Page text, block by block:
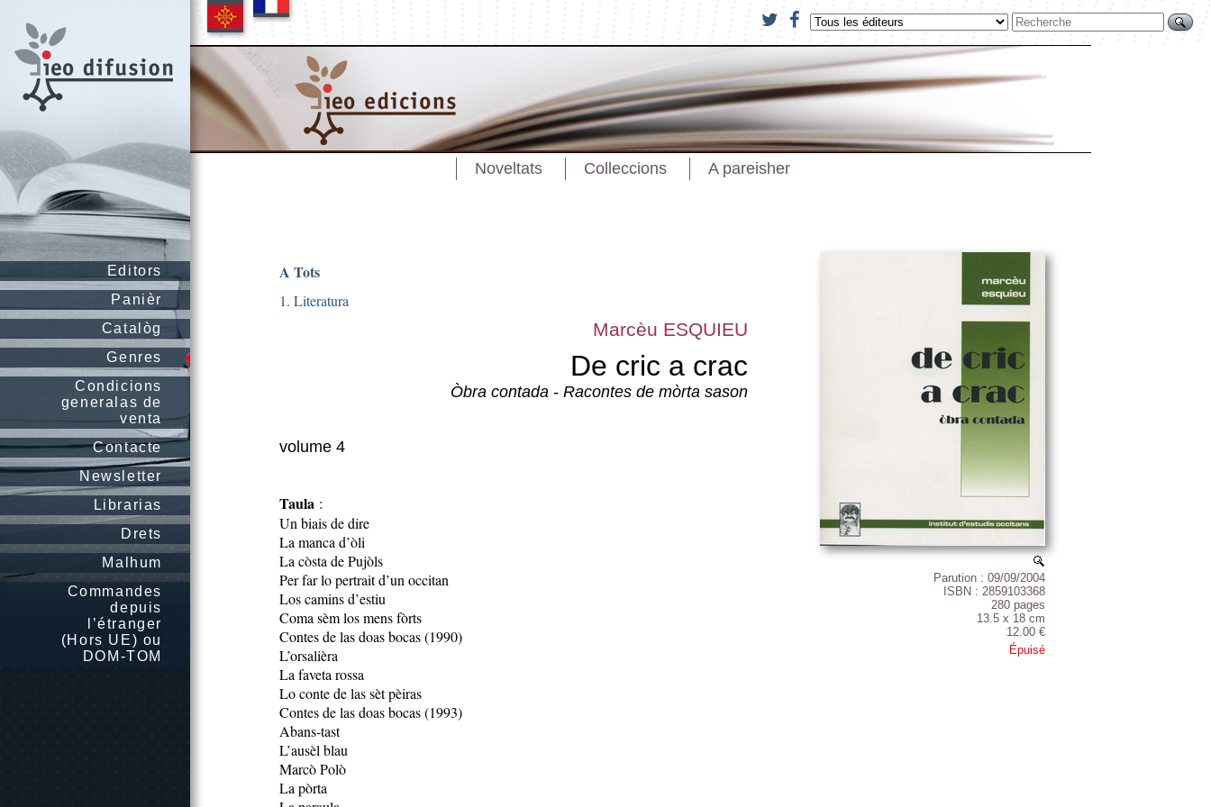
Editors
Panièr
Catalòg
Genres
Condicions
generalas de
venta
Contacte
Newsletter
Librarias
Drets
Malhum
Commandes
depuis
l’étranger
(Hors UE) ou
DOM-TOM
Noveltats Colleccions A pareisher
Parution : 09/09/2004
ISBN : 2859103368
280 pages
13.5 x 18 cm
12.00 €
Épuisé
A Tots
1. Literatura
Marcèu ESQUIEU
De cric a crac
Òbra contada - Racontes de mòrta sason
volume 4
Taula :
Un biais de dire
La manca d’òli
La còsta de Pujòls
Per far lo pertrait d’un occitan
Los camins d’estiu
Coma sèm los mens fòrts
Contes de las doas bocas (1990)
L’orsalièra
La faveta rossa
Lo conte de las sèt pèiras
Contes de las doas bocas (1993)
Abans-tast
L’ausèl blau
Marcò Polò
La pòrta